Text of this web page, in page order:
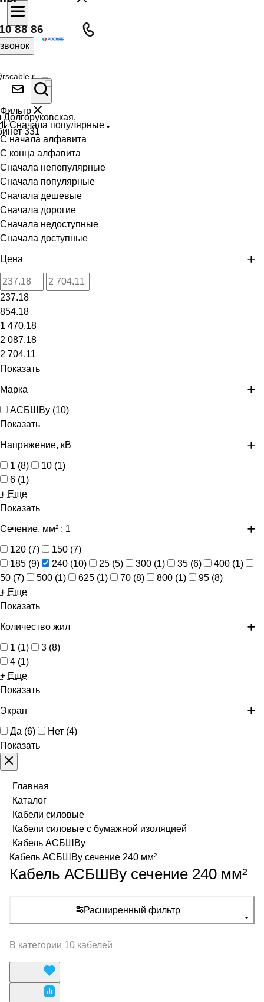
88 86
331
Фильтр
Сначала популярные
С начала алфавита
С конца алфавита
Сначала непопулярные
Сначала популярные
Сначала дешевые
Сначала дорогие
Сначала недоступные
Сначала доступные
Цена
237.18
854.18
1 470.18
2 087.18
2 704.11
Показать
Марка
АСБШВу (10)
Показать
Напряжение, кВ
1 (8) 10 (1)
6 (1)
+ Еще
Показать
Сечение, мм² : 1
120 (7) 150 (7)
185 (9) 240 (10) 25 (5) 300 (1) 35 (6) 400 (1)
50 (7) 500 (1) 625 (1) 70 (8) 800 (1) 95 (8)
+ Еще
Показать
Количество жил
1 (1) 3 (8)
4 (1)
+ Еще
Показать
Экран
Да (6) Нет (4)
Показать
Главная
Каталог
Кабели силовые
Кабели силовые с бумажной изоляцией
Кабель АСБШВу
Кабель АСБШВу сечение 240 мм²
Кабель АСБШВу сечение 240 мм²
Расширенный фильтр
В категории 10 кабелей